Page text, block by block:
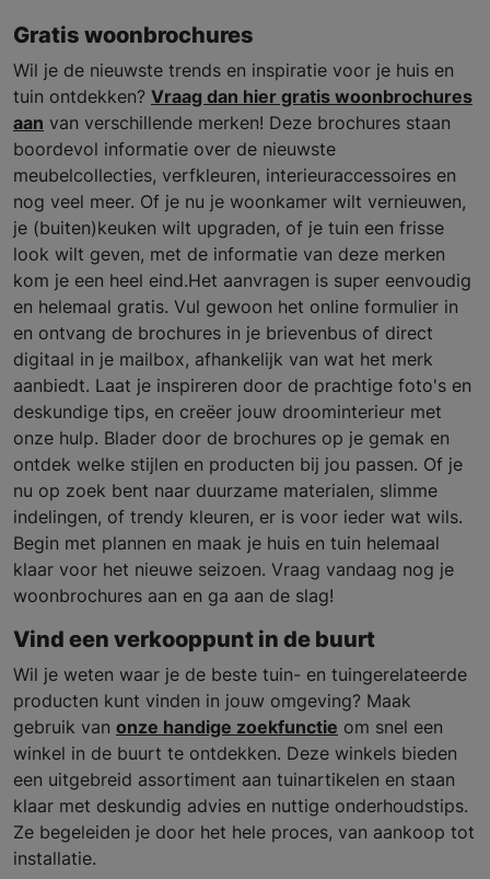
Gratis woonbrochures
Wil je de nieuwste trends en inspiratie voor je huis en
tuin ontdekken? Vraag dan hier gratis woonbrochures
aan van verschillende merken! Deze brochures staan
boordevol informatie over de nieuwste
meubelcollecties, verfkleuren, interieuraccessoires en
nog veel meer. Of je nu je woonkamer wilt vernieuwen,
je (buiten)keuken wilt upgraden, of je tuin een frisse
look wilt geven, met de informatie van deze merken
kom je een heel eind.Het aanvragen is super eenvoudig
en helemaal gratis. Vul gewoon het online formulier in
en ontvang de brochures in je brievenbus of direct
digitaal in je mailbox, afhankelijk van wat het merk
aanbiedt. Laat je inspireren door de prachtige foto's en
deskundige tips, en creëer jouw droominterieur met
onze hulp. Blader door de brochures op je gemak en
ontdek welke stijlen en producten bij jou passen. Of je
nu op zoek bent naar duurzame materialen, slimme
indelingen, of trendy kleuren, er is voor ieder wat wils.
Begin met plannen en maak je huis en tuin helemaal
klaar voor het nieuwe seizoen. Vraag vandaag nog je
woonbrochures aan en ga aan de slag!
Vind een verkooppunt in de buurt
Wil je weten waar je de beste tuin- en tuingerelateerde
producten kunt vinden in jouw omgeving? Maak
gebruik van onze handige zoekfunctie om snel een
winkel in de buurt te ontdekken. Deze winkels bieden
een uitgebreid assortiment aan tuinartikelen en staan
klaar met deskundig advies en nuttige onderhoudstips.
Ze begeleiden je door het hele proces, van aankoop tot
installatie.